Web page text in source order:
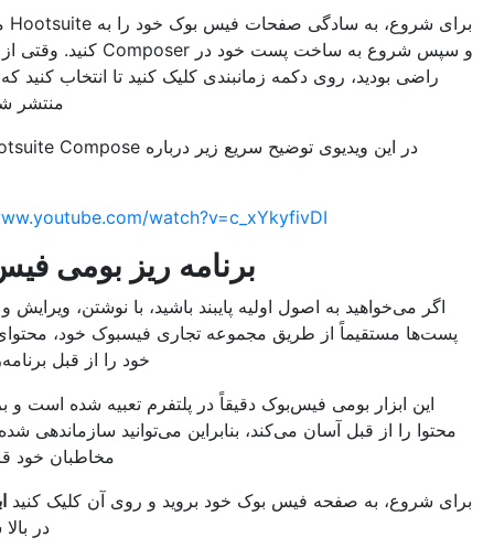
برای شروع، به سادگی صفحات فیس بوک خود را به Hootsuite متصل کنید
و سپس شروع به ساخت پست خود در Composer کنید. وقتی از پست خود
بودید، روی دکمه زمانبندی کلیک کنید تا انتخاب کنید که چه زمانی
منتشر شود. و بس!
در این ویدیوی توضیح سریع زیر درباره Hootsuite Compose بیشتر
https://www.youtube.com/watch?v=c_xYkyfivDI
برنامه ریز بومی فیس بوک
به اصول اولیه پایبند باشید، با نوشتن، ویرایش و زمان‌بندی
مستقیماً از طریق مجموعه تجاری فیسبوک خود، محتوای اجتماعی
خود را از قبل برنامه‌ریزی کنید.
ابزار بومی فیس‌بوک دقیقاً در پلتفرم تعبیه شده است و برنامه‌ریزی
را از قبل آسان می‌کند، بنابراین می‌توانید سازماندهی شده و در ذهن
مخاطبان خود قرار بگیرید.
به صفحه فیس بوک خود بروید و روی آن کلیک کنیدابزار انتشار
در بالا سمت چپ